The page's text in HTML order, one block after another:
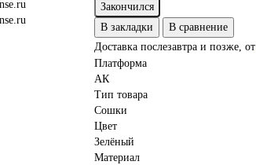
Закончился
В закладки
В сравнение
Доставка послезавтра и позже, от
Платформа
АК
Тип товара
Сошки
Цвет
Зелёный
Материал